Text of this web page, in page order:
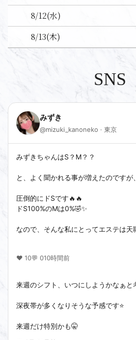
8/12(水)
8/13(木)
SNS